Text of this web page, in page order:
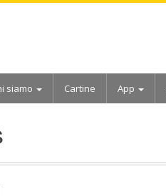
siamo Cartine App